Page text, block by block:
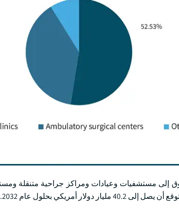
إلى مستشفيات وعيادات ومراكز جراحية متنقلة